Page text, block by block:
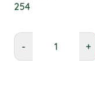
254
- +